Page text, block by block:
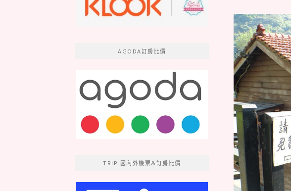
AGODA訂房比價
TRIP 國內外機票&訂房比價